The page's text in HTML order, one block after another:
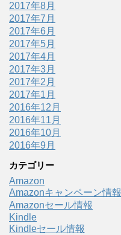
2017年8月
2017年7月
2017年6月
2017年5月
2017年4月
2017年3月
2017年2月
2017年1月
2016年12月
2016年11月
2016年10月
2016年9月
カテゴリー
Amazon
Amazonキャンペーン情報
Amazonセール情報
Kindle
Kindleセール情報